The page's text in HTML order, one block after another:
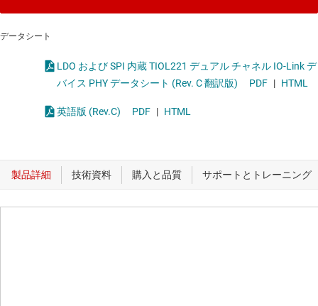
データシート
LDO および SPI 内蔵 TIOL221 デュアル チャネル IO-Link デ
バイス PHY データシート (Rev. C 翻訳版)
PDF | HTML
英語版 (Rev.C) PDF | HTML